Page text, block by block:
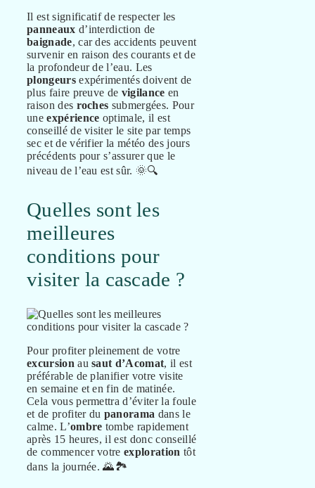
Il est significatif de respecter les
panneaux d’interdiction de
baignade, car des accidents peuvent
survenir en raison des courants et de
la profondeur de l’eau. Les
plongeursexpérimentés doivent de
plus faire preuve de vigilance en
raison des roches submergées. Pour
uneexpérience optimale, il est
conseillé de visiter le site par temps
sec et de vérifier la météo des jours
précédents pour s’assurer que le
niveau de l’eau est sûr. 🌞🔍
Quelles sont les
meilleures
conditions pour
visiter la cascade ?
Pour profiter pleinement de votre
excursion ausaut d’Acomat, il est
préférable de planifier votre visite
en semaine et en fin de matinée.
Cela vous permettra d’éviter la foule
et de profiter du panorama dans le
calme. L’ombre tombe rapidement
après 15 heures, il est donc conseillé
de commencer votreexploration tôt
dans la journée. 🌄🏞️